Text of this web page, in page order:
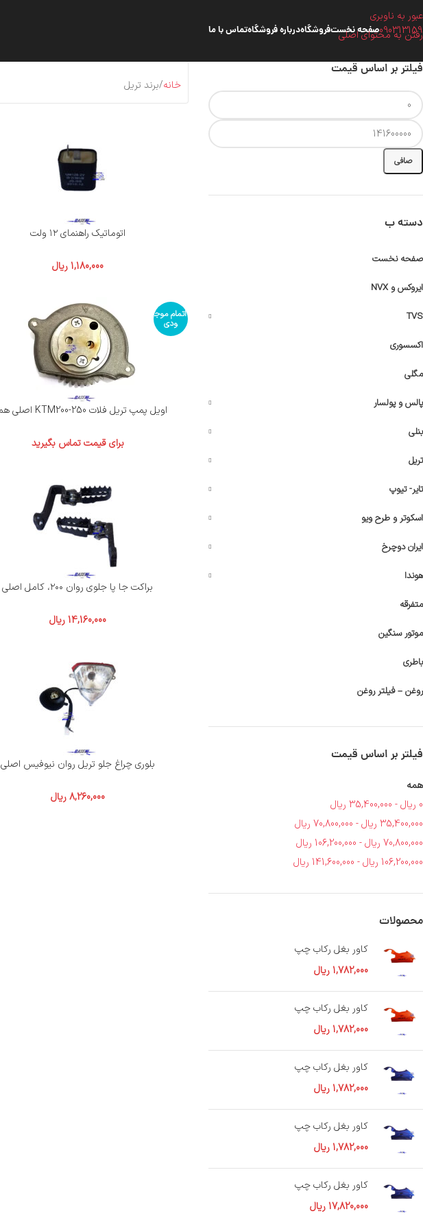
عبور به ناوبری
رفتن به محتوای اصلی
صفحه نخستفروشگاهدرباره فروشگاهتماس با ما
فیلتر بر اساس قیمت
صافی
دسته ب
صفحه نخست
ایروکس و NVX
TVS
اکسسوری
مگلی
پالس و پولسار
بنلی
تریل
تایر- تیوپ
اسکوتر و طرح ویو
ایران دوچرخ
هوندا
متفرقه
موتور سنگین
باطری
روغن – فیلتر روغن
فیلتر بر اساس قیمت
همه
0 ریال-
35,400,000 ریال
35,400,000 ریال-
70,800,000 ریال
70,800,000 ریال-
106,200,000 ریال
106,200,000 ریال-
141,600,000 ریال
محصولات
کاور بغل رکاب چپ
1,782,000ریال
کاور بغل رکاب چپ
1,782,000ریال
کاور بغل رکاب چپ
1,782,000ریال
کاور بغل رکاب چپ
1,782,000ریال
کاور بغل رکاب چپ
17,820,000ریال
خانه برند تریل
اتوماتیک راهنمای ۱۲ ولت
1,180,000ریال
اتمام موج
ودی
اویل پمپ تریل فلات KTM200-250 اصلی همتاز
برای قیمت تماس بگیرید
براکت جا پا جلوی روان ۲۰۰، کامل اصلی
14,160,000ریال
بلوری چراغ جلو تریل روان نیوفیس اصلی
8,260,000ریال